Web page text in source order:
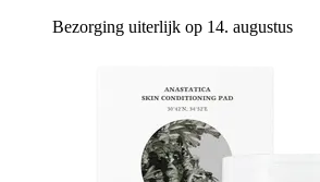
Bezorging uiterlijk op 14. augustus